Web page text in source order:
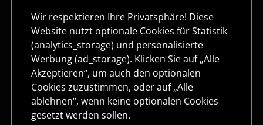
Wir respektieren Ihre Privatsphäre! Diese
Website nutzt optionale Cookies für Statistik
(analytics_storage) und personalisierte
Werbung (ad_storage). Klicken Sie auf „Alle
Akzeptieren“, um auch den optionalen
Cookies zuzustimmen, oder auf „Alle
ablehnen“, wenn keine optionalen Cookies
gesetzt werden sollen.